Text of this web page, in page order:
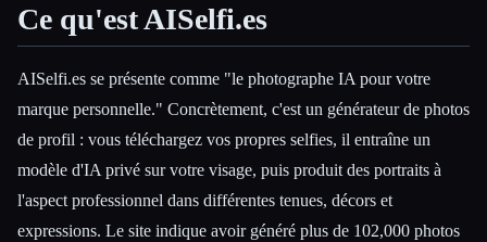
Ce qu'est AISelfi.es
AISelfi.es se présente comme "le photographe IA pour votre
marque personnelle." Concrètement, c'est un générateur de photos
de profil : vous téléchargez vos propres selfies, il entraîne un
modèle d'IA privé sur votre visage, puis produit des portraits à
l'aspect professionnel dans différentes tenues, décors et
expressions. Le site indique avoir généré plus de 102,000 photos